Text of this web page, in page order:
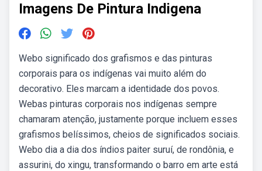
Imagens De Pintura Indigena
Webo significado dos grafismos e das pinturas
corporais para os indígenas vai muito além do
decorativo. Eles marcam a identidade dos povos.
Webas pinturas corporais nos indígenas sempre
chamaram atenção, justamente porque incluem esses
grafismos belíssimos, cheios de significados sociais.
Webo dia a dia dos índios paiter suruí, de rondônia, e
assurini, do xingu, transformando o barro em arte está